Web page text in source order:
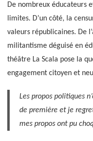
De nombreux éducateurs
limites. D’un côté, la
valeurs républicaines. De
militantisme déguisé en
théâtre La Scala pose la
engagement citoyen et
Les propos politiques
de première et je
mes propos ont pu